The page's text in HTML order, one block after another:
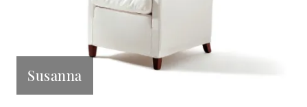
Susanna